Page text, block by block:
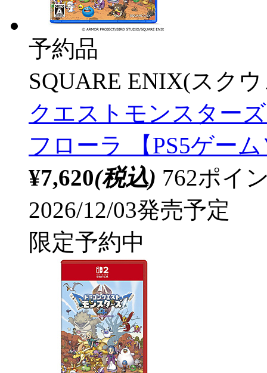
予約品
SQUARE ENIX(スク
クエストモンスター
フローラ 【PS5ゲー
¥7,620(税込) 762ポイ
2026/12/03発売予定
限定予約中